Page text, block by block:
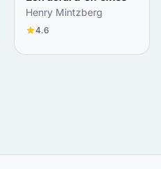
Henry Mintzberg
4.6